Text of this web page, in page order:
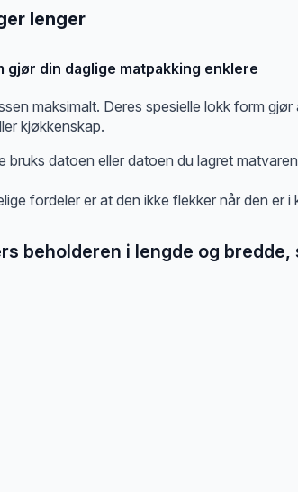
lenger
din daglige matpakking enklere
maksimalt. Deres spesielle lokk form
kjøkkenskap.
datoen eller datoen du lagret
fordeler er at den ikke flekker når den er
beholderen i lengde og